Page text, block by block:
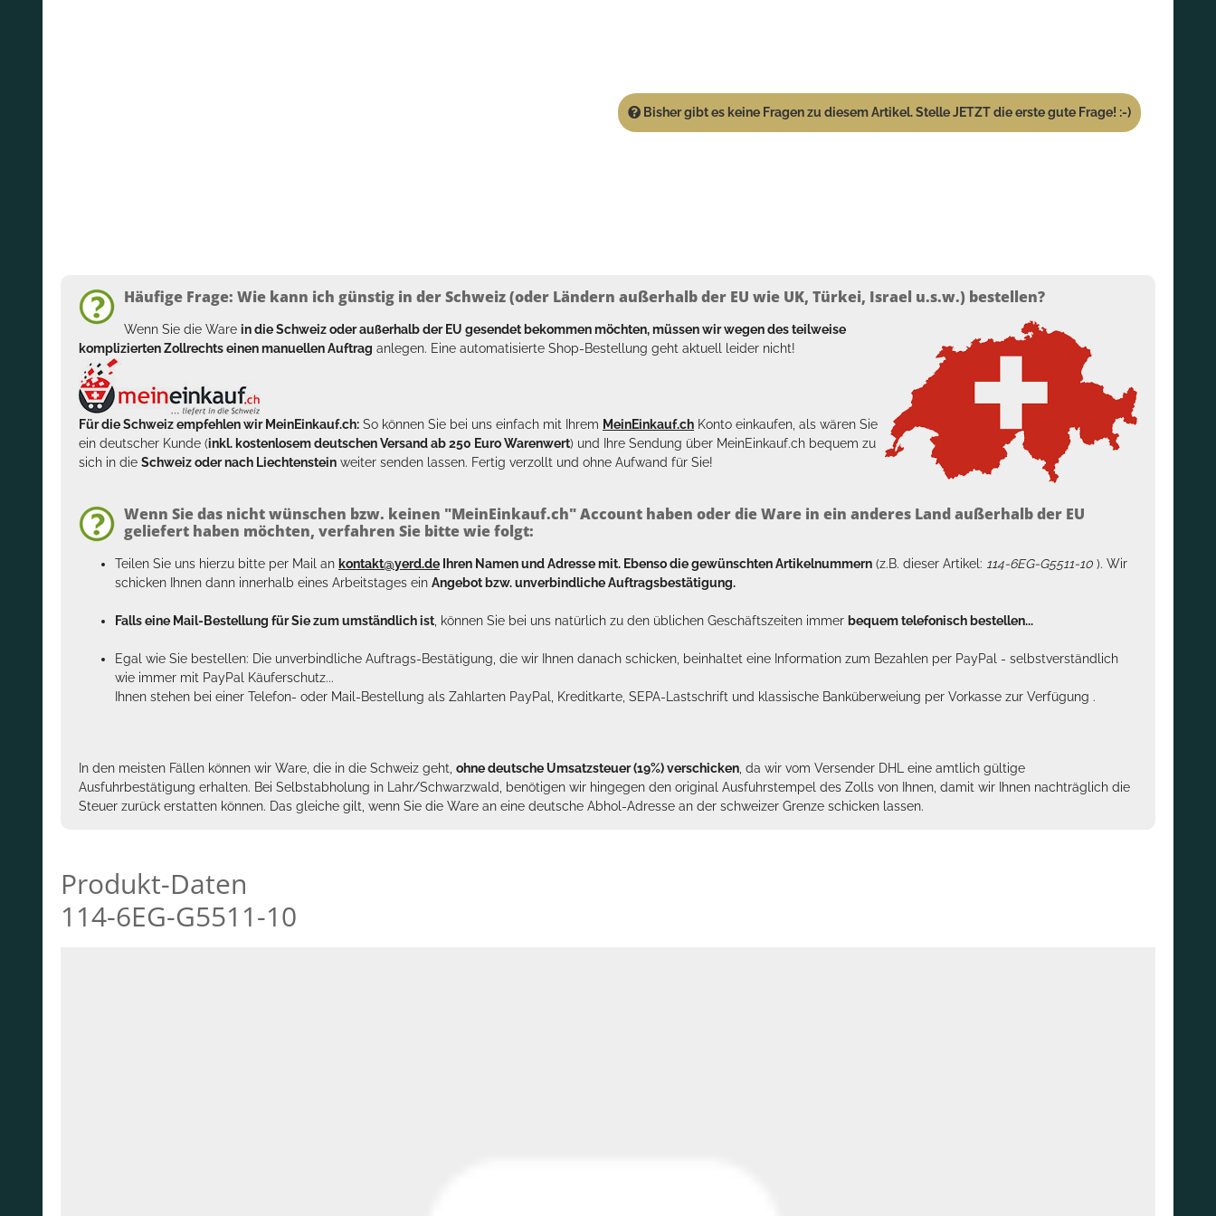
Bisher gibt es keine Fragen zu diesem Artikel. Stelle JETZT die erste gute Frage! :-)
Häufige Frage: Wie kann ich günstig in der Schweiz (oder Ländern außerhalb der EU wie UK, Türkei, Israel u.s.w.) bestellen?
Wenn Sie die Ware in die Schweiz oder außerhalb der EU gesendet bekommen möchten, müssen wir wegen des teilweise
komplizierten Zollrechts einen manuellen Auftrag anlegen. Eine automatisierte Shop-Bestellung geht aktuell leider nicht!
Für die Schweiz empfehlen wir MeinEinkauf.ch: So können Sie bei uns einfach mit Ihrem MeinEinkauf.ch Konto einkaufen, als wären Sie
ein deutscher Kunde (inkl. kostenlosem deutschen Versand ab 250 Euro Warenwert) und Ihre Sendung über MeinEinkauf.ch bequem zu
sich in die Schweiz oder nach Liechtenstein weiter senden lassen. Fertig verzollt und ohne Aufwand für Sie!
Wenn Sie das nicht wünschen bzw. keinen "MeinEinkauf.ch" Account haben oder die Ware in ein anderes Land außerhalb der EU
geliefert haben möchten, verfahren Sie bitte wie folgt:
Teilen Sie uns hierzu bitte per Mail an kontakt@yerd.de Ihren Namen und Adresse mit. Ebenso die gewünschten Artikelnummern (z.B. dieser Artikel: 114-6EG-G5511-10 ). Wir
schicken Ihnen dann innerhalb eines Arbeitstages ein Angebot bzw. unverbindliche Auftragsbestätigung.
Falls eine Mail-Bestellung für Sie zum umständlich ist , können Sie bei uns natürlich zu den üblichen Geschäftszeiten immer bequem telefonisch bestellen...
Egal wie Sie bestellen: Die unverbindliche Auftrags-Bestätigung, die wir Ihnen danach schicken, beinhaltet eine Information zum Bezahlen per PayPal - selbstverständlich
wie immer mit PayPal Käuferschutz...
Ihnen stehen bei einer Telefon- oder Mail-Bestellung als Zahlarten PayPal, Kreditkarte, SEPA-Lastschrift und klassische Banküberweiung per Vorkasse zur Verfügung .
In den meisten Fällen können wir Ware, die in die Schweiz geht, ohne deutsche Umsatzsteuer (19%) verschicken , da wir vom Versender DHL eine amtlich gültige
Ausfuhrbestätigung erhalten. Bei Selbstabholung in Lahr/Schwarzwald, benötigen wir hingegen den original Ausfuhrstempel des Zolls von Ihnen, damit wir Ihnen nachträglich die
Steuer zurück erstatten können. Das gleiche gilt, wenn Sie die Ware an eine deutsche Abhol-Adresse an der schweizer Grenze schicken lassen.
Produkt-Daten
114-6EG-G5511-10